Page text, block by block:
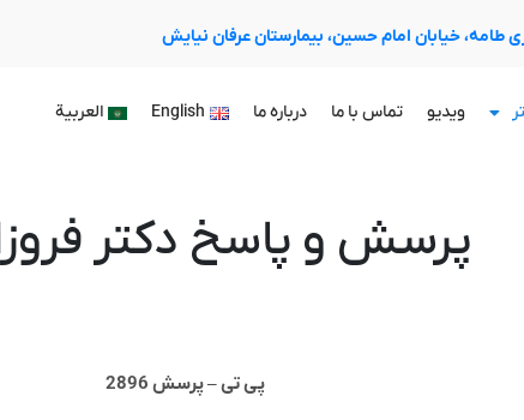
طامه، خیابان امام حسین، بیمارستان عرفان نیایش
ویدیو تماس با ما درباره ما English العربية
پرسش و پاسخ دکتر
پی تی – پرسش 2896